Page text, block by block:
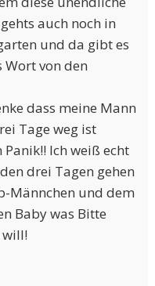
auch noch in
und da gibt es
von den
dass meine Mann
Tage weg ist
Ich weiß echt
drei Tagen gehen
Männchen und dem
Baby was Bitte